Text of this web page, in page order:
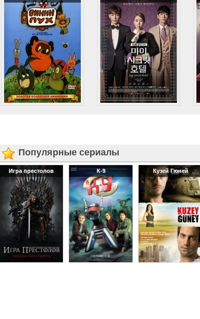
Популярные сериалы
Игра престолов К-9 Кузей Гюней